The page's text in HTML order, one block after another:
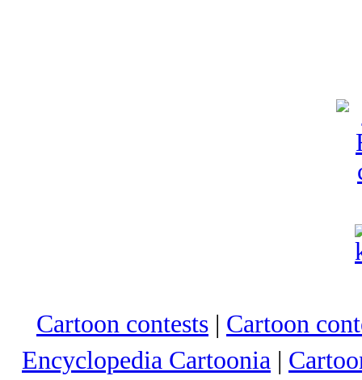
Cartoon contests | Cartoon
Encyclopedia Cartoonia |